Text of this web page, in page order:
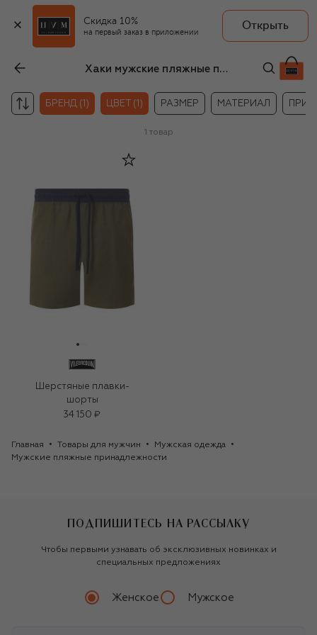
Скидка 10%
на первый заказ в приложении
Открыть
Хаки мужские пляжные принадлежности Vilebrequin
БРЕНД (1) ЦВЕТ (1) РАЗМЕР МАТЕРИАЛ
1 товар
Шерстяные плавки-
шорты
34 150 ₽
Главная Товары для мужчин
Мужская одежда
Мужские пляжные принадлежности
ПОДПИШИТЕСЬ НА РАССЫЛКУ
Чтобы первыми узнавать об эксклюзивных новинках и
специальных предложениях
Женское Мужское